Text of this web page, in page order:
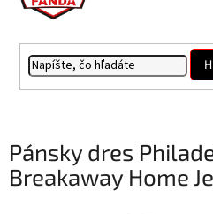
Pánsky dres
Breakaway Home